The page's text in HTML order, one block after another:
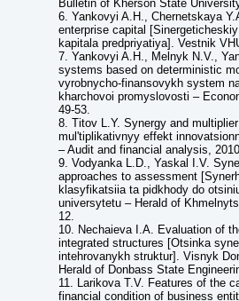
Bulletin of Kherson State
6. Yankovyi A.H., Chernetskaya
enterprise capital
kapitala predpriyatiya]. Vestnik
7. Yankovyi A.H., Melnyk N.V.,
systems based on deterministic
vyrobnycho-finansovykh system
kharchovoi promyslovosti –
49-53.
8. Titov L.Y. Synergy and
mul'tiplikativnyy effekt
– Audit and financial analysis,
9. Vodyanka L.D., Yaskal I.V.
approaches to assessment
klasyfikatsiia ta pidkhody do
universytetu – Herald of
12.
10. Nechaieva I.A. Evaluation of
integrated structures [Otsinka
intehrovanykh struktur]. Visnyk
Herald of Donbass State
11. Larikova T.V. Features of the
financial condition of business